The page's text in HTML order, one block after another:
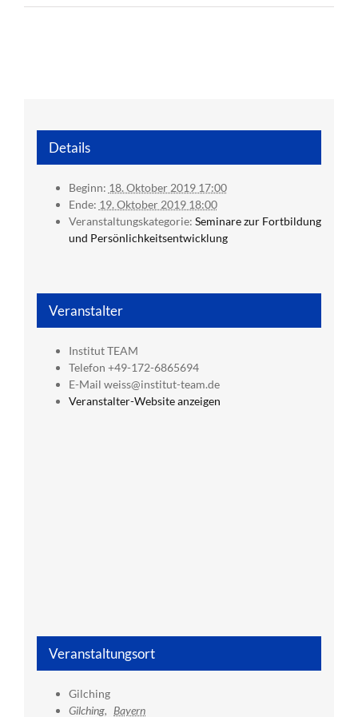
Details
Beginn: 18. Oktober 2019 17:00
Ende: 19. Oktober 2019 18:00
Veranstaltungskategorie: Seminare zur Fortbildung
und Persönlichkeitsentwicklung
Veranstalter
Institut TEAM
Telefon +49-172-6865694
E-Mail weiss@institut-team.de
Veranstalter-Website anzeigen
Veranstaltungsort
Gilching
Gilching, Bayern